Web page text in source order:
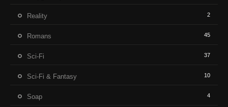
Reality 2
Romans 45
Sci-Fi 37
Sci-Fi & Fantasy 10
Soap 4